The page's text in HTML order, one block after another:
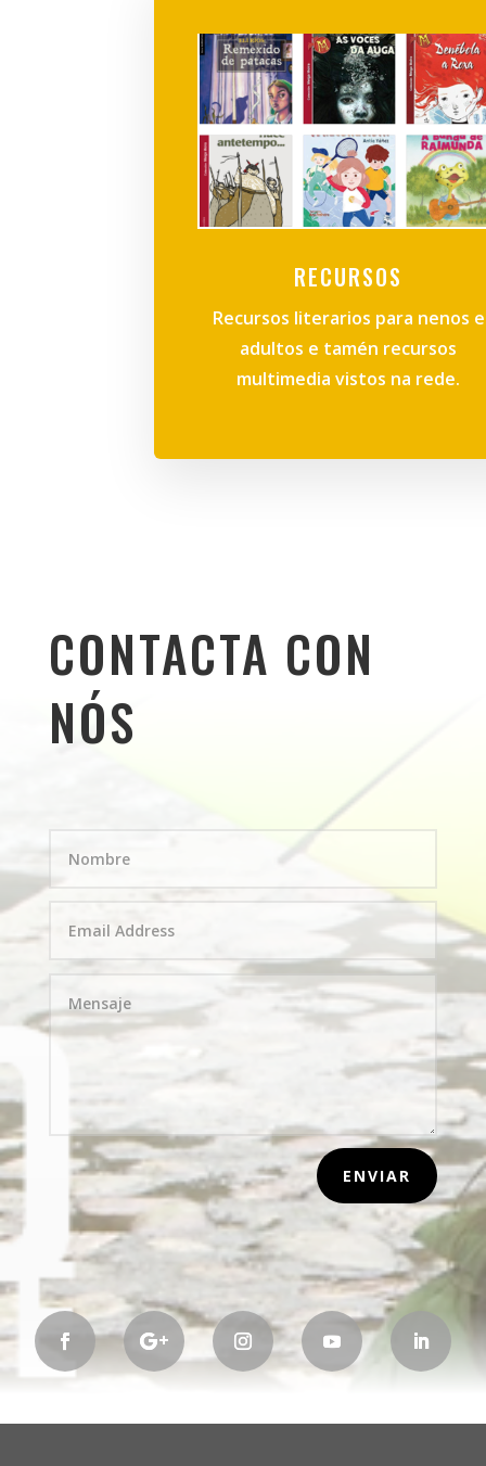
RECURSOS
Recursos literarios para nenos e
adultos e tamén recursos
multimedia vistos na rede.
CONTACTA CON
NÓS
ENVIAR